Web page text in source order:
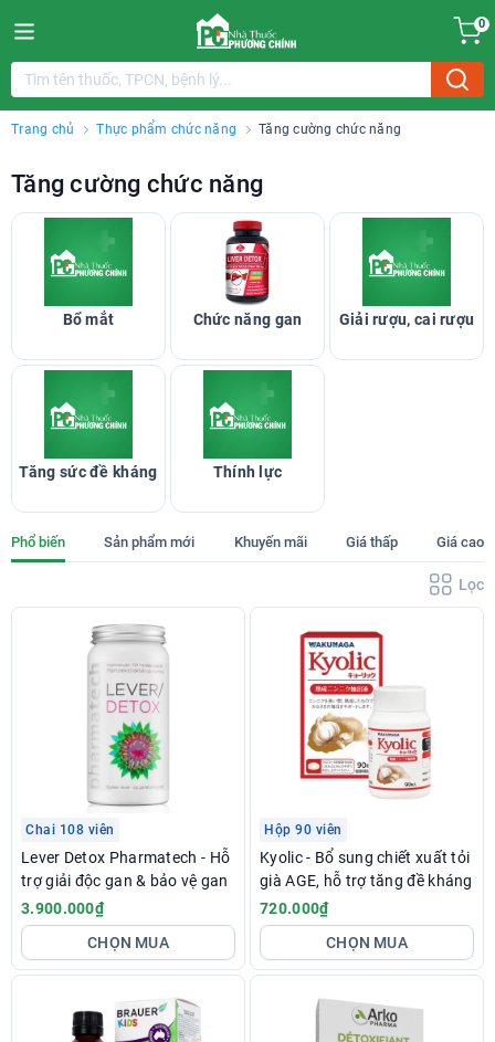
0
Trang chủ Thực phẩm chức năng Tăng cường chức năng
Tăng cường chức năng
Bổ mắt Chức năng gan Giải rượu, cai rượu
Tăng sức đề kháng Thính lực
Phổ biến Sản phẩm mới Khuyến mãi Giá thấp Giá cao
Lọc
Chai 108 viên
Lever Detox Pharmatech - Hỗ
trợ giải độc gan & bảo vệ gan
3.900.000₫
CHỌN MUA
Hộp 90 viên
Kyolic - Bổ sung chiết xuất tỏi
già AGE, hỗ trợ tăng đề kháng
720.000₫
CHỌN MUA